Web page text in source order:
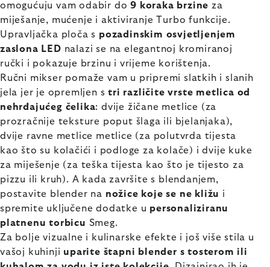
omogućuju vam odabir do9 koraka brzine za
miješanje, mućenje i aktiviranje Turbo funkcije.
Upravljačka ploča s pozadinskim osvjetljenjem
zaslona LED nalazi se na elegantnoj kromiranoj
ručki i pokazuje brzinu i vrijeme korištenja.
Ručni mikser pomaže vam u pripremi slatkih i slanih
jela jer je opremljen stri različite vrste metlica od
nehrđajućeg čelika: dvije žičane metlice (za
prozračnije teksture poput šlaga ili bjelanjaka),
dvije ravne metlice metlice (za polutvrda tijesta
kao što su kolačići i podloge za kolače) i dvije kuke
za miješenje (za teška tijesta kao što je tijesto za
pizzu ili kruh). A kada završite s blendanjem,
postavite blender na nožice koje se ne kližu i
spremite uključene dodatke u personaliziranu
platnenu torbicu Smeg.
Za bolje vizualne i kulinarske efekte i još više stila u
vašoj kuhinji uparite štapni blender s tosterom ili